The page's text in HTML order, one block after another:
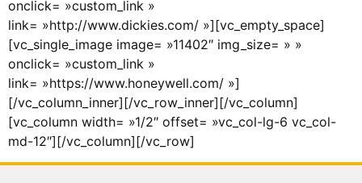
onclick= »custom_link »
link= »http://www.dickies.com/ »][vc_empty_space]
[vc_single_image image= »11402″ img_size= » »
onclick= »custom_link »
link= »https://www.honeywell.com/ »]
[/vc_column_inner][/vc_row_inner][/vc_column]
[vc_column width= »1/2″ offset= »vc_col-lg-6 vc_col-
md-12″][/vc_column][/vc_row]